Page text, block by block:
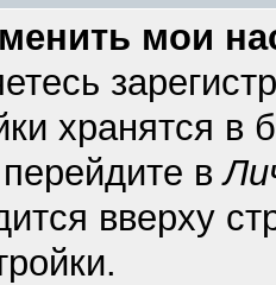
мои
хранятся
в
вверху